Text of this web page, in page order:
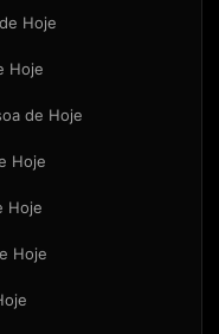
Hoje
Hoje
de Hoje
Hoje
Hoje
Hoje